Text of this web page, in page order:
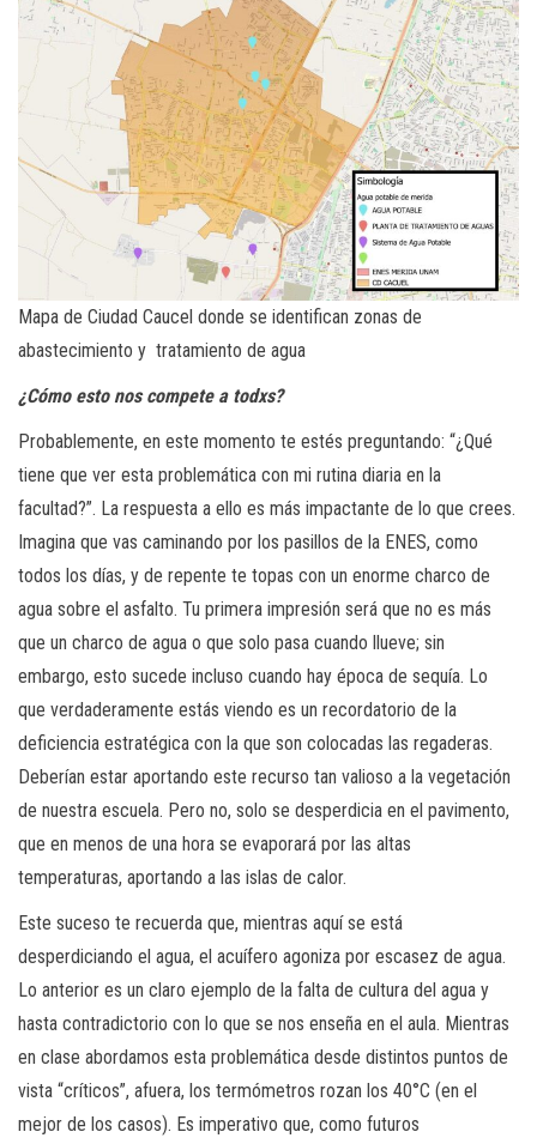
Mapa de Ciudad Caucel donde se identifican zonas de
abastecimiento y tratamiento de agua
¿Cómo esto nos compete a todxs?
Probablemente, en este momento te estés preguntando: “¿Qué
tiene que ver esta problemática con mi rutina diaria en la
facultad?”. La respuesta a ello es más impactante de lo que crees.
Imagina que vas caminando por los pasillos de la ENES, como
todos los días, y de repente te topas con un enorme charco de
agua sobre el asfalto. Tu primera impresión será que no es más
que un charco de agua o que solo pasa cuando llueve; sin
embargo, esto sucede incluso cuando hay época de sequía. Lo
que verdaderamente estás viendo es un recordatorio de la
deficiencia estratégica con la que son colocadas las regaderas.
Deberían estar aportando este recurso tan valioso a la vegetación
de nuestra escuela. Pero no, solo se desperdicia en el pavimento,
que en menos de una hora se evaporará por las altas
temperaturas, aportando a las islas de calor.
Este suceso te recuerda que, mientras aquí se está
desperdiciando el agua, el acuífero agoniza por escasez de agua.
Lo anterior es un claro ejemplo de la falta de cultura del agua y
hasta contradictorio con lo que se nos enseña en el aula. Mientras
en clase abordamos esta problemática desde distintos puntos de
vista “críticos”, afuera, los termómetros rozan los 40°C (en el
mejor de los casos). Es imperativo que, como futuros